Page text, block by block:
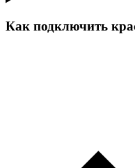
Как подключить